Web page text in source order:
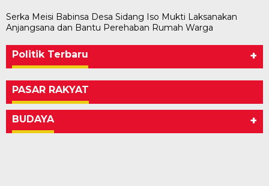
Serka Meisi Babinsa Desa Sidang Iso Mukti Laksanakan
Anjangsana dan Bantu Perehaban Rumah Warga
Politik Terbaru +
PASAR RAKYAT
BUDAYA +